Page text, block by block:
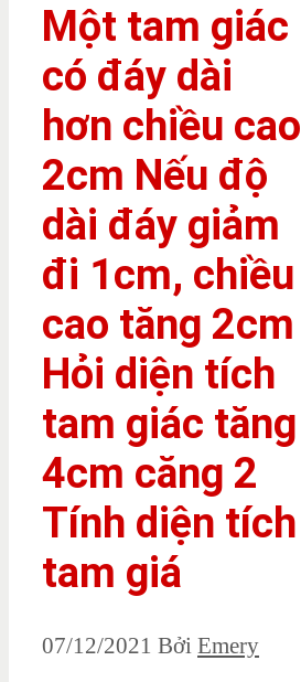
Một tam giác
có đáy dài
hơn chiều cao
2cm Nếu độ
dài đáy giảm
đi 1cm, chiều
cao tăng 2cm
Hỏi diện tích
tam giác tăng
4cm căng 2
Tính diện tích
tam giá
07/12/2021 Bởi Emery